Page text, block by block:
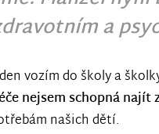
a
vozím do školy a
nejsem schopná najít
našich dětí.